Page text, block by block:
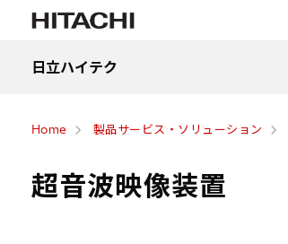
日立ハイテク
Home 製品サービス・ソリューション
超音波映像装置